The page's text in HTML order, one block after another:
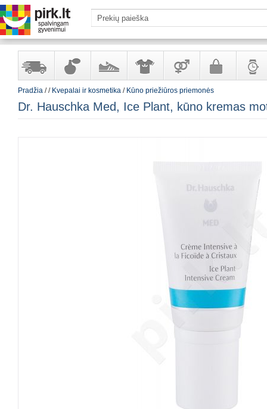
sandėlyje
ir
kosmetika
ir
aksesuarai
suaugusiems
ir
Pradžia // Kvepalai ir kosmetika / Kūno priežiūros priemonės
Dr. Hauschka Med, Ice Plant, kūno kremas